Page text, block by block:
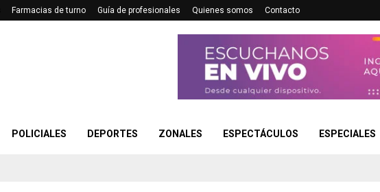
Farmacias de turno Guía de profesionales Quienes somos Contacto
POLICIALES DEPORTES ZONALES ESPECTÁCULOS ESPECIALES